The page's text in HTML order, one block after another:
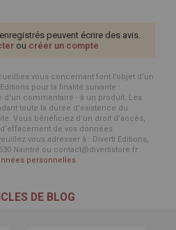
peuvent écrire des avis.
ou créer un compte
vous concernant font l’objet d’un
pour la finalité suivante :
d'un commentaire - à un produit. Les
toute la durée d'existence du
Vous bénéficiez d’un droit d’accès,
de vos données
vous adresser à : Diverti Editions,
Naintré ou contact@divertistore.fr.
personnelles
DE BLOG